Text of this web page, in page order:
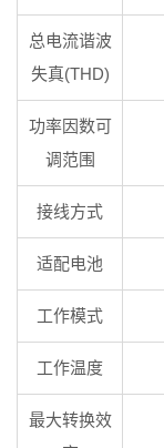
总电流谐波
失真(THD)
功率因数可
调范围
接线方式
适配电池
工作模式
工作温度
最大转换效